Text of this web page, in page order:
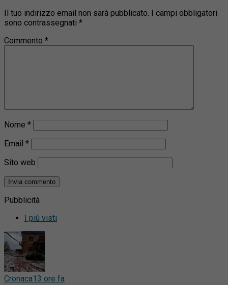
Il tuo indirizzo email non sarà pubblicato. I campi obbligatori
sono contrassegnati *
Commento *
Nome *
Email *
Sito web
Pubblicità
I più visti
Cronaca13 ore fa